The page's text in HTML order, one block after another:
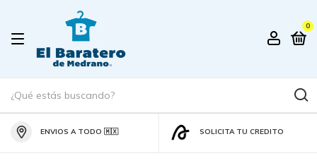
0
ENVIOS A TODO 🇲🇽 SOLICITA TU CREDITO